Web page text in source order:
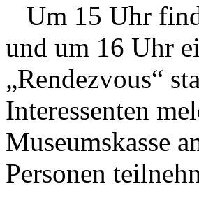
Um 15 Uhr
und um 16 Uhr
„Rendezvous“
Interessenten
Museumskasse
Personen